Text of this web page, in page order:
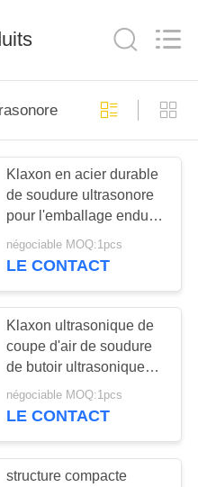
101
de
51
Klaxon en acier durable
de soudure ultrasonore
pour l'emballage enduit
de boîte de papier de PE
négociable MOQ:1pcs
LE CONTACT
Klaxon ultrasonique de
coupe d'air de soudure
de butoir ultrasonique
titanique de klaxon
négociable MOQ:1pcs
LE CONTACT
structure compacte